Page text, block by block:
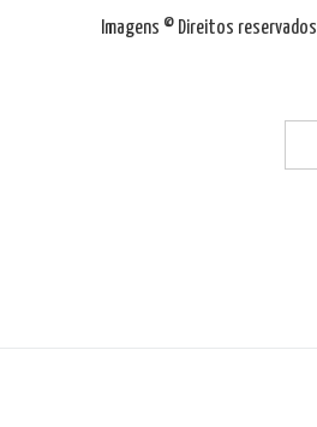
Imagens © Direitos reservados